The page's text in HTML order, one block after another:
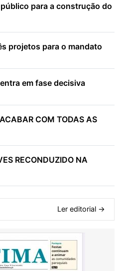
para a construção do
projetos para o mandato
em fase decisiva
COM TODAS AS
RECONDUZIDO NA
Ler editorial →